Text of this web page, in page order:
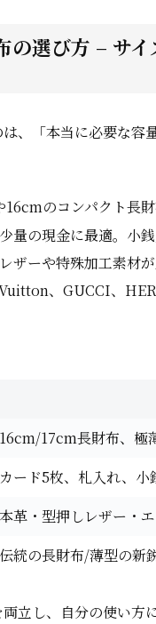
の選び方 – サ
、「本当に必要な容
16cmのコンパクト長
量の現金に最適。小
ザーや特殊加工素材
、GUCCI、
16cm/17cm長財布、極
カード5枚、札入れ、
本革・型押しレザー・
伝統の長財布/薄型の新
立し、自分の使い方